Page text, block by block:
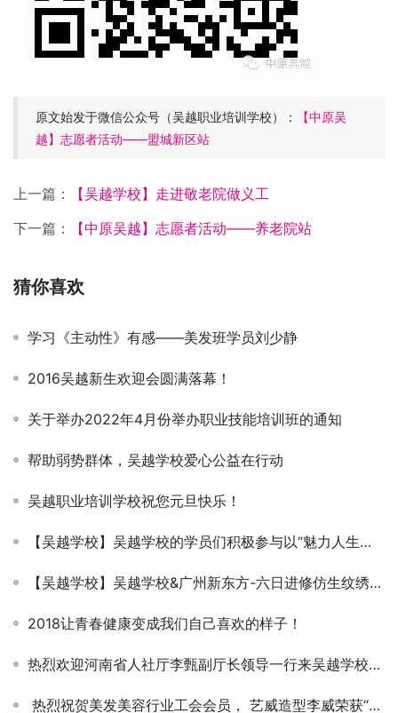
原文始发于微信公众号（吴越职业培训学校）：
【中原吴
越】志愿者活动——盟城新区站
上一篇：
【吴越学校】走进敬老院做义工
下一篇：
【中原吴越】志愿者活动——养老院站
猜你喜欢
学习《主动性》有感——美发班学员刘少静
2016吴越新生欢迎会圆满落幕！
关于举办2022年4月份举办职业技能培训班的通知
帮助弱势群体，吴越学校爱心公益在行动
吴越职业培训学校祝您元旦快乐！
【吴越学校】吴越学校的学员们积极参与以“魅力人生优雅绽放”为主题的2015年全市女企业家协会年会。
【吴越学校】吴越学校&广州新东方-六日进修仿生纹绣课程圆满结束
2018让青春健康变成我们自己喜欢的样子！
热烈欢迎河南省人社厅李甄副厅长领导一行来吴越学校调研
热烈祝贺美发美容行业工会会员， 艺威造型李威荣获“濮阳工匠”荣誉称号！